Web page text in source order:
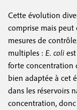
Cette évolution
comprise mais peut
mesures de
multiples : E. coli
forte concentration
bien adaptée à cet
dans les réservoirs
concentration,